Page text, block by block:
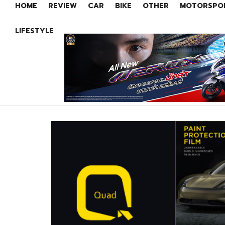
HOME REVIEW CAR BIKE OTHER
LIFESTYLE